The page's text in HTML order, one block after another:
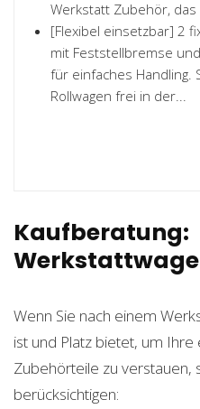
Werkstatt Zubehör, das
[Flexibel einsetzbar] 2
mit Feststellbremse
für einfaches Handling.
Rollwagen frei in der...
Kaufberatung:
Wenn Sie nach einem
ist und Platz bietet, um
Zubehörteile zu verstauen,
berücksichtigen: